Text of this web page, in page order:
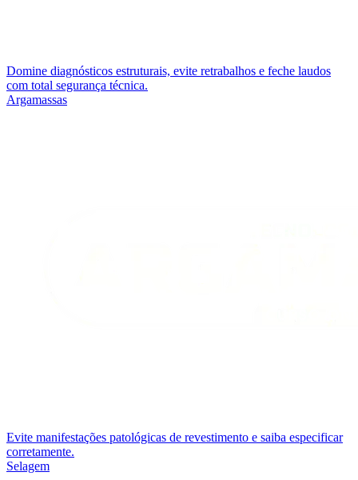
Domine diagnósticos estruturais, evite retrabalhos e feche laudos
com total segurança técnica.
Argamassas
Evite manifestações patológicas de revestimento e saiba especificar
corretamente.
Selagem